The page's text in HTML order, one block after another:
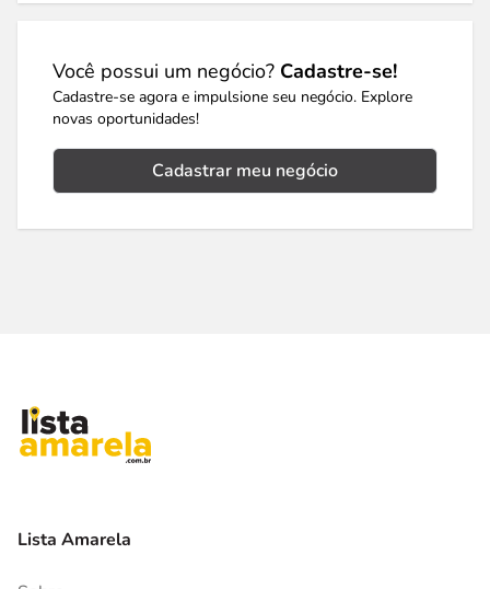
Você possui um negócio? Cadastre-se!
Cadastre-se agora e impulsione seu negócio. Explore
novas oportunidades!
Cadastrar meu negócio
Lista Amarela